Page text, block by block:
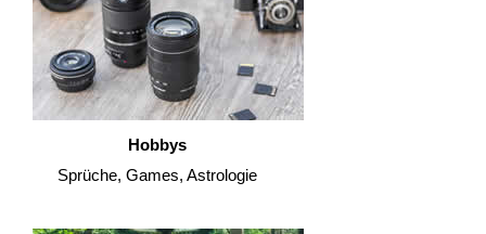
Hobbys
Sprüche, Games, Astrologie